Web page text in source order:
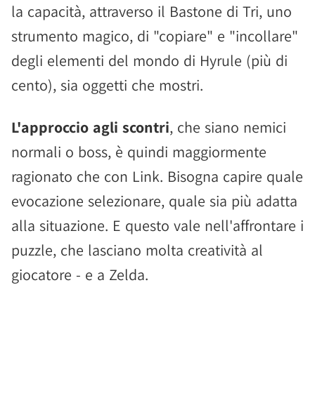
la capacità, attraverso il Bastone di Tri, uno
strumento magico, di "copiare" e "incollare"
degli elementi del mondo di Hyrule (più di
cento), sia oggetti che mostri.
L'approccio agli scontri, che siano nemici
normali o boss, è quindi maggiormente
ragionato che con Link. Bisogna capire quale
evocazione selezionare, quale sia più adatta
alla situazione. E questo vale nell'affrontare i
puzzle, che lasciano molta creatività al
giocatore - e a Zelda.